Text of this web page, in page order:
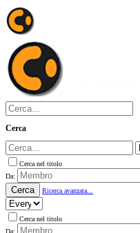
Cerca
Cerca nel titolo
Da:
Cerca Ricerca avanzata...
Cerca nel titolo